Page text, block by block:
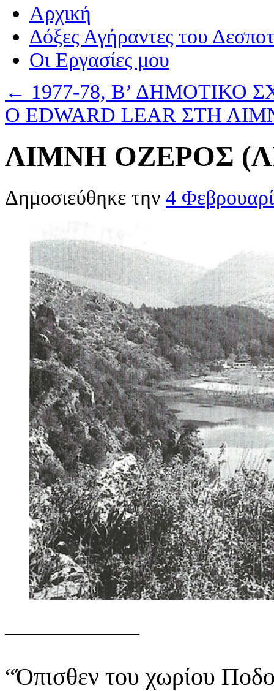
Αρχική
Δόξες Αγήραντες του
Οι Eργασίες μου
← 1977-78, B’ ΔΗΜΟΤΙΚΟ
Ο EDWARD LEAR ΣΤΗ
ΛΙΜΝΗ ΟΖΕΡΟΣ
Δημοσιεύθηκε την 4
—————–
“Όπισθεν του χωρίου